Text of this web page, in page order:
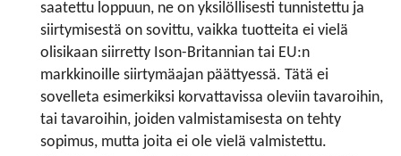
saatettu loppuun, ne on yksilöllisesti tunnistettu ja
siirtymisestä on sovittu, vaikka tuotteita ei vielä
olisikaan siirretty Ison-Britannian tai EU:n
markkinoille siirtymäajan päättyessä. Tätä ei
sovelleta esimerkiksi korvattavissa oleviin tavaroihin,
tai tavaroihin, joiden valmistamisesta on tehty
sopimus, mutta joita ei ole vielä valmistettu.